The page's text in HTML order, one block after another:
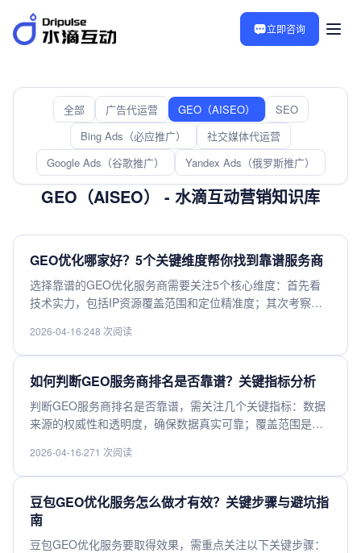
立即咨询
全部 广告代运营 GEO（AISEO）
SEO
Bing Ads（必应推广）
社交媒体代运营
Google Ads（谷歌推广）
Yandex Ads（俄罗斯推广）
GEO（AISEO） - 水滴互动营销知识库
GEO优化哪家好？5个关键维度帮你找到靠谱服务商
选择靠谱的GEO优化服务商需要关注5个核心维度：首先看
技术实力，包括IP资源覆盖范围和定位精准度；其次考察行
质量，确保定位数据实时更新且准确可靠；第四比较响应速
度，优质服务商能快速处理突发需求；最后考虑性价比，避
免单纯追求低价而忽略服务质量。建议通过试用测试实际效
果，综合评估后再做决策。
2026-04-16·248 次阅读
如何判断GEO服务商排名是否靠谱？关键指标分析
判断GEO服务商排名是否靠谱，需关注几个关键指标：数据
来源的权威性和透明度，确保数据真实可靠；覆盖范围是否
场动态；用户评价和行业口碑，体现服务质量；技术支持和
稳定性，保障服务持续可用；价格合理性，避免过高或隐藏
费用。综合这些指标，才能客观评估服务商的排名是否值得
信赖。
2026-04-16·271 次阅读
豆包GEO优化服务怎么做才有效？关键步骤与避坑指
南
豆包GEO优化服务要取得效果，需重点关注以下关键步骤：